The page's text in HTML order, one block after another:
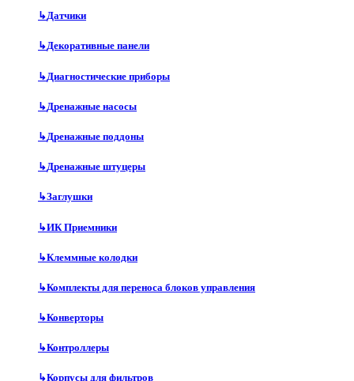
↳Датчики
↳Декоративные панели
↳Диагностические приборы
↳Дренажные насосы
↳Дренажные поддоны
↳Дренажные штуцеры
↳Заглушки
↳ИК Приемники
↳Клеммные колодки
↳Комплекты для переноса блоков управления
↳Конверторы
↳Контроллеры
↳Корпусы для фильтров